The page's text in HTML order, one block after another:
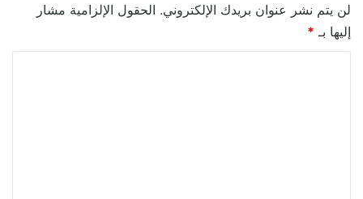
لن يتم نشر عنوان بريدك الإلكتروني. الحقول الإلزامية مشار
إليها بـ *